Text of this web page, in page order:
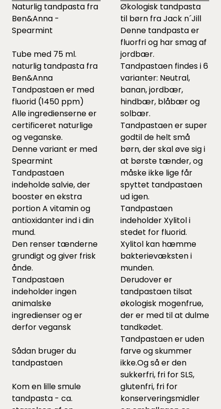
Naturlig tandpasta fra
Ben&Anna -
Spearmint
Tube med 75 ml.
naturlig tandpasta fra
Ben&Anna
Tandpastaen er med
fluorid (1450 ppm)
Alle ingredienserne er
certificeret naturlige
og veganske.
Denne variant er med
Spearmint
Tandpastaen
indeholde salvie, der
booster en ekstra
portion A vitamin og
antioxidanter ind i din
mund.
Den renser tænderne
grundigt og giver frisk
ånde.
Tandpastaen
indeholder ingen
animalske
ingredienser og er
derfor vegansk
Sådan bruger du
tandpastaen
Kom en lille smule
tandpasta - ca.
Økologisk tandpasta
til børn fra Jack n´Jill
Denne tandpasta er
fluorfri og har smag af
jordbær.
Tandpastaen findes i 6
varianter: Neutral,
banan, jordbær,
hindbær, blåbær og
solbær.
Tandpastaen er super
godtil de helt små
børn, der skal øve sig i
at børste tænder, og
måske ikke lige får
spyttet tandpastaen
ud igen.
Tandpastaen
indeholder Xylitol i
stedet for fluorid.
Xylitol kan hæmme
bakterievæksten i
munden.
Derudover er
tandpastaen tilsat
økologisk mogenfrue,
der er med til at dulme
tandkødet.
Tandpastaen er uden
farve og skummer
ikke.Og så er den
sukkerfri, fri for SLS,
glutenfri, fri for
konserveringsmidler